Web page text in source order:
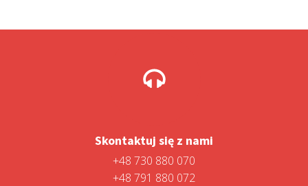
Skontaktuj się z nami
+48 730 880 070
+48 791 880 072